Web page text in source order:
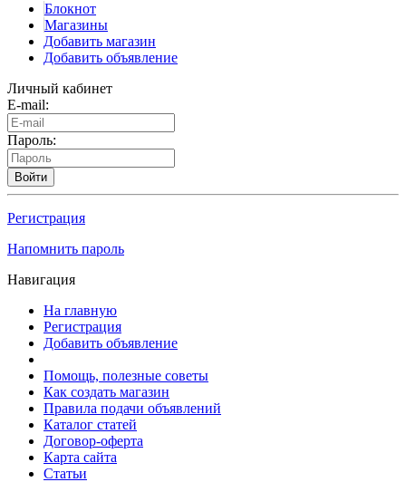
Блокнот
Магазины
Добавить магазин
Добавить объявление
Личный кабинет
E-mail:
Пароль:
Войти
Регистрация
Напомнить пароль
Навигация
На главную
Регистрация
Добавить объявление
Помощь, полезные советы
Как создать магазин
Правила подачи объявлений
Каталог статей
Договор-оферта
Карта сайта
Статьи